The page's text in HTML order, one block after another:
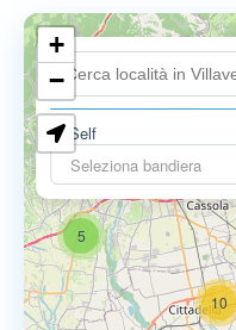
Self
Seleziona bandiera
5
6
10
+
−